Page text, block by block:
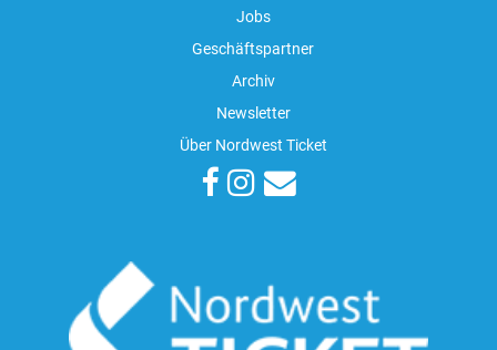
Jobs
Geschäftspartner
Archiv
Newsletter
Über Nordwest Ticket